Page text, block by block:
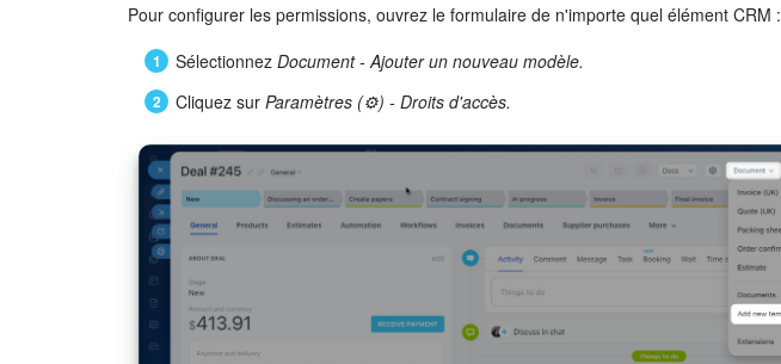
Pour configurer les permissions, ouvrez le formulaire de n'importe quel élément CRM :
Sélectionnez Document - Ajouter un nouveau modèle.
Cliquez sur Paramètres (⚙️) - Droits d'accès.